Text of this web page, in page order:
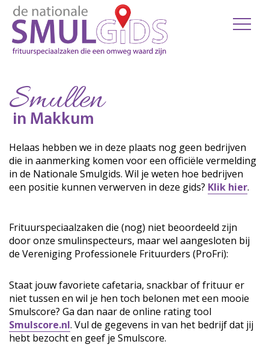
Smullen
in Makkum
Helaas hebben we in deze plaats nog geen bedrijven
die in aanmerking komen voor een officiële vermelding
in de Nationale Smulgids. Wil je weten hoe bedrijven
een positie kunnen verwerven in deze gids? Klik hier.
Frituurspeciaalzaken die (nog) niet beoordeeld zijn
door onze smulinspecteurs, maar wel aangesloten bij
de Vereniging Professionele Frituurders (ProFri):
Staat jouw favoriete cafetaria, snackbar of frituur er
niet tussen en wil je hen toch belonen met een mooie
Smulscore? Ga dan naar de online rating tool
Smulscore.nl. Vul de gegevens in van het bedrijf dat jij
hebt bezocht en geef je Smulscore.